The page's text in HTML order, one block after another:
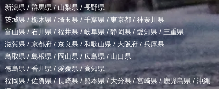
新潟県 /群馬県/山梨県 / 長野県
茨城県 / 栃木県 / 埼玉県 / 千葉県 / 東京都 / 神奈川県
富山県 /石川県/福井県/岐阜県 / 静岡県 / 愛知県 / 三重県
滋賀県 / 京都府 / 奈良県 / 和歌山県/ 大阪府 /兵庫県
鳥取県/ 島根県 /岡山県/ 広島県 / 山口県
徳島県 /香川県 / 愛媛県/高知県
福岡県/佐賀県/長崎県 /熊本県/ 大分県/宮崎県 /鹿児島県 / 沖縄